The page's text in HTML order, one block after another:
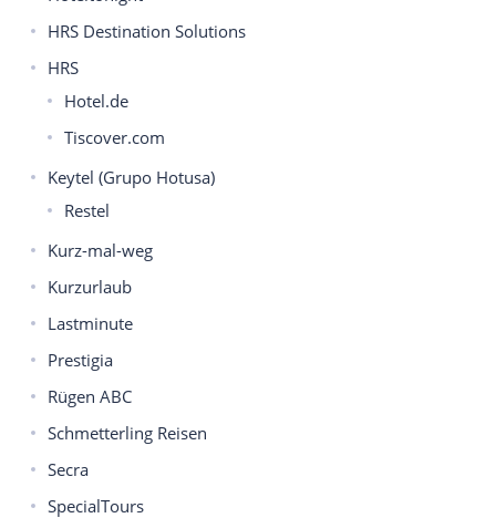
HRS Destination Solutions
HRS
Hotel.de
Tiscover.com
Keytel (Grupo Hotusa)
Restel
Kurz-mal-weg
Kurzurlaub
Lastminute
Prestigia
Rügen ABC
Schmetterling Reisen
Secra
SpecialTours